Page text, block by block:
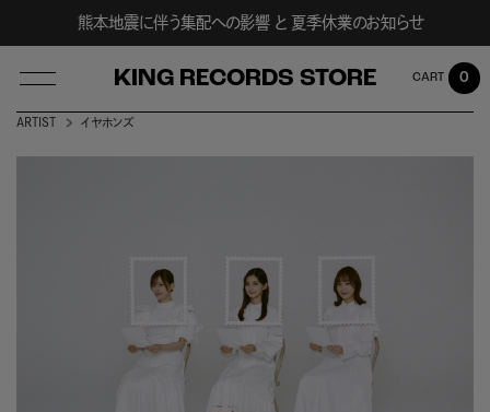
熊本地震に伴う集配への影響 と 夏季休業のお知らせ
KING RECORDS STORE 0
ARTIST イヤホンズ